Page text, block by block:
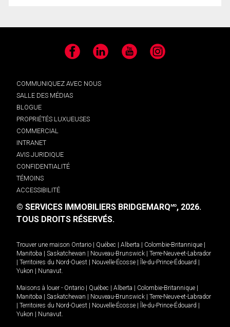
Facebook LinkedIn YouTube Instagram
COMMUNIQUEZ AVEC NOUS
SALLE DES MÉDIAS
BLOGUE
PROPRIÉTÉS LUXUEUSES
COMMERCIAL
INTRANET
AVIS JURIDIQUE
CONFIDENTIALITÉ
TÉMOINS
ACCESSIBILITÉ
© SERVICES IMMOBILIERS BRIDGEMARQMD, 2026.
TOUS DROITS RÉSERVÉS.
Trouver une maison Ontario Québec Alberta Colombie-Britannique
Manitoba
Saskatchewan Nouveau-Brunswick
Terre-Neuve-et-Labrador
Territoires du Nord-Ouest Nouvelle-Écosse Île-du-Prince-Édouard
Yukon
Nunavut.
Maisons à louer - Ontario Québec Alberta Colombie-Britannique
Manitoba
Saskatchewan Nouveau-Brunswick
Terre-Neuve-et-Labrador
Territoires du Nord-Ouest Nouvelle-Écosse Île-du-Prince-Édouard
Yukon
Nunavut.